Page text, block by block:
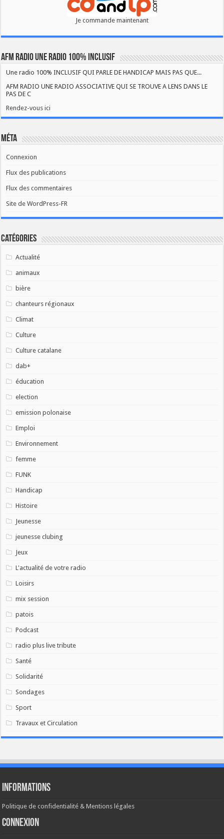
Je commande maintenant
AFM RADIO UNE RADIO 100% INCLUSIF
Une radio 100% INCLUSIF QUI PARLE DE HANDICAP MAIS PAS QUE...
AFM RADIO UNE RADIO ASSOCIATIVE QUI SE TROUVE A LENS DANS LE
PAS DE C
Rendez-vous ici
Méta
Connexion
Flux des publications
Flux des commentaires
Site de WordPress-FR
Catégories
Actualité
animaux
bière
chanteurs régionaux
Climat
Culture
Culture catalane
dab+
éducation
election
emission polonaise
Emploi
Environnement
femme
FUNK
Handicap
Histoire
Jeunesse
jeunesse clubing
Jeux
L'actualité de votre radio
Loisirs
mix session
patois
Podcast
radio plus live tribute
Santé
Solidarité
Sondages
Sport
Travaux et Circulation
Informations
Politique de confidentialité & Mentions légales
Connexion